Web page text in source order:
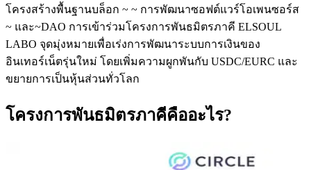
โครงสร้างพื้นฐานบล็อก ~ ~ การพัฒนาซอฟต์แวร์โอเพนซอร์ส
~ และ~DAO การเข้าร่วมโครงการพันธมิตรภาคี ELSOUL
LABO จุดมุ่งหมายเพื่อเร่งการพัฒนาระบบการเงินของ
อินเทอร์เน็ตรุ่นใหม่ โดยเพิ่มความผูกพันกับ USDC/EURC และ
ขยายการเป็นหุ้นส่วนทั่วโลก
โครงการพันธมิตรภาคีคืออะไร?